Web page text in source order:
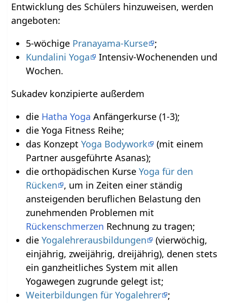
Entwicklung des Schülers hinzuweisen, werden
angeboten:
5-wöchige Pranayama-Kurse ;
Kundalini Yoga
Intensiv-Wochenenden und
Wochen.
Sukadev konzipierte außerdem
die Hatha Yoga Anfängerkurse (1-3);
die Yoga Fitness Reihe;
das Konzept Yoga Bodywork
(mit einem
Partner ausgeführte Asanas);
die orthopädischen Kurse Yoga für den
Rücken
, um in Zeiten einer ständig
ansteigenden beruflichen Belastung den
zunehmenden Problemen mit
Rückenschmerzen Rechnung zu tragen;
die Yogalehrerausbildungen
(vierwöchig,
einjährig, zweijährig, dreijährig), denen stets
ein ganzheitliches System mit allen
Yogawegen zugrunde gelegt ist;
Weiterbildungen für Yogalehrer ;